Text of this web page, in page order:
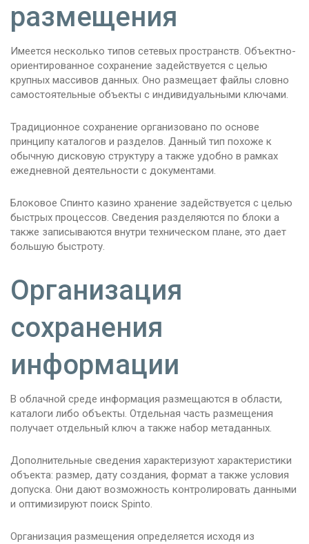
размещения
Имеется несколько типов сетевых пространств. Объектно-
ориентированное сохранение задействуется с целью
крупных массивов данных. Оно размещает файлы словно
самостоятельные объекты с индивидуальными ключами.
Традиционное сохранение организовано по основе
принципу каталогов и разделов. Данный тип похоже к
обычную дисковую структуру а также удобно в рамках
ежедневной деятельности с документами.
Блоковое Спинто казино хранение задействуется с целью
быстрых процессов. Сведения разделяются по блоки а
также записываются внутри техническом плане, это дает
большую быстроту.
Организация
сохранения
информации
В облачной среде информация размещаются в области,
каталоги либо объекты. Отдельная часть размещения
получает отдельный ключ а также набор метаданных.
Дополнительные сведения характеризуют характеристики
объекта: размер, дату создания, формат а также условия
допуска. Они дают возможность контролировать данными
и оптимизируют поиск Spinto.
Организация размещения определяется исходя из